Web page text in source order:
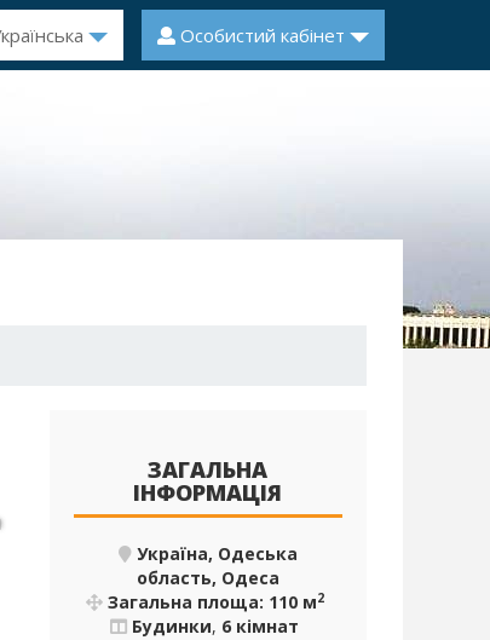
Особистий кабінет
ЗАГАЛЬНА
ІНФОРМАЦІЯ
Україна, Одеська
область, Одеса
Загальна площа: 110 м2
Будинки, 6 кімнат